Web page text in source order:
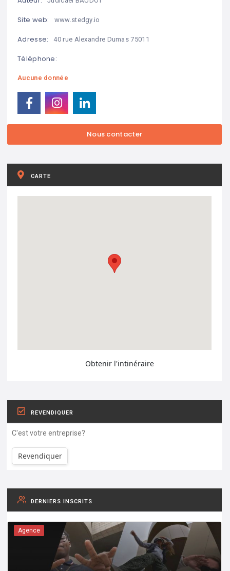
Site web: www.stedgy.io
Adresse: 40 rue Alexandre Dumas 75011
Téléphone:
Aucune donnée
CARTE
Obtenir l'intinéraire
REVENDIQUER
C'est votre entreprise?
Revendiquer
DERNIERS INSCRITS
Agence